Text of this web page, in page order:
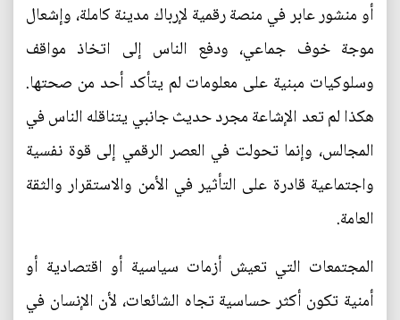
أو منشور عابر في منصة رقمية لإرباك مدينة كاملة، وإشعال
موجة خوف جماعي، ودفع الناس إلى اتخاذ مواقف
وسلوكيات مبنية على معلومات لم يتأكد أحد من صحتها.
هكذا لم تعد الإشاعة مجرد حديث جانبي يتناقله الناس في
المجالس، وإنما تحولت في العصر الرقمي إلى قوة نفسية
واجتماعية قادرة على التأثير في الأمن والاستقرار والثقة
العامة.
المجتمعات التي تعيش أزمات سياسية أو اقتصادية أو
أمنية تكون أكثر حساسية تجاه الشائعات، لأن الإنسان في